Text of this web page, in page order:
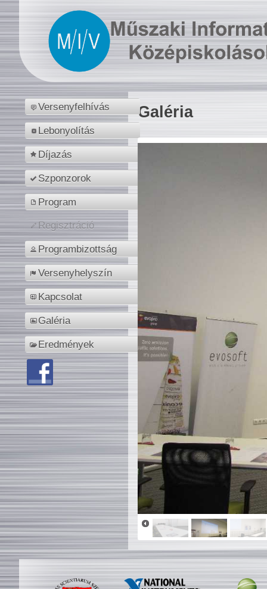
Versenyfelhívás
Lebonyolítás
Díjazás
Szponzorok
Program
Regisztráció
Programbizottság
Versenyhelyszín
Kapcsolat
Galéria
Eredmények
Galéria